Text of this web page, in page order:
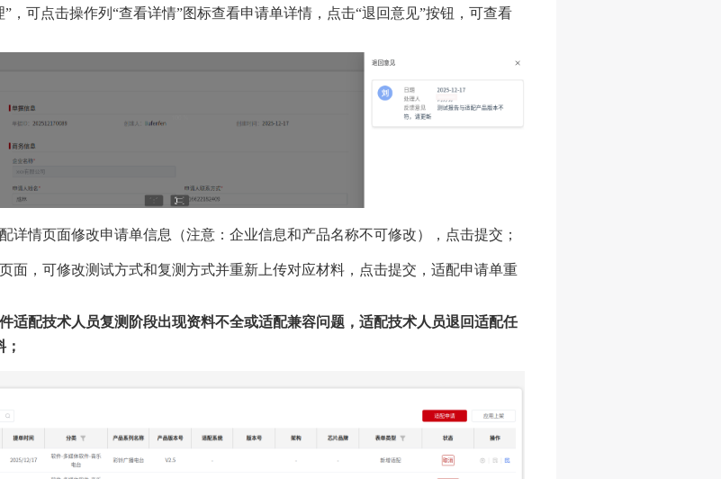
，可点击操作列“查看详情”图标查看申请单详情，点击“退回意见”按钮，可查看
详情页面修改申请单信息（注意：企业信息和产品名称不可修改），点击提交；
面，可修改测试方式和复测方式并重新上传对应材料，点击提交，适配申请单重
适配技术人员复测阶段出现资料不全或适配兼容问题，适配技术人员退回适配任